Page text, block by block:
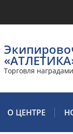
Торговля
О ЦЕНТРЕ